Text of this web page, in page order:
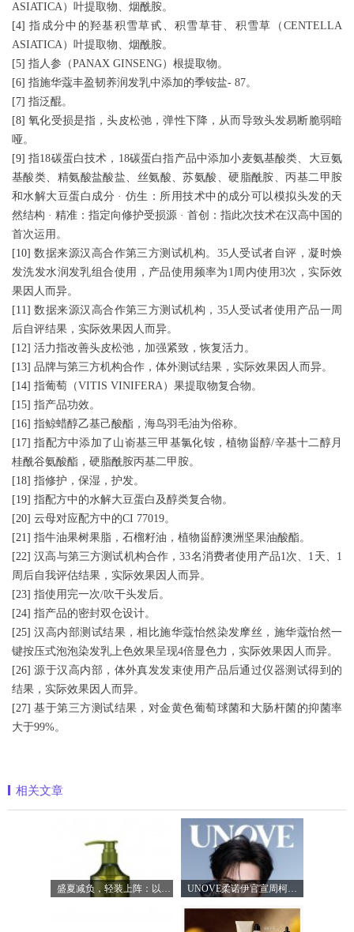
ASIATICA）叶提取物、烟酰胺。
[4] 指成分中的羟基积雪草甙、积雪草苷、积雪草（CENTELLA
ASIATICA）叶提取物、烟酰胺。
[5] 指人参（PANAX GINSENG）根提取物。
[6] 指施华蔻丰盈韧养润发乳中添加的季铵盐- 87。
[7] 指泛醌。
[8] 氧化受损是指，头皮松弛，弹性下降，从而导致头发易断脆弱暗
哑。
[9] 指18碳蛋白技术，18碳蛋白指产品中添加小麦氨基酸类、大豆氨
基酸类、精氨酸盐酸盐、丝氨酸、苏氨酸、硬脂酰胺、丙基二甲胺
和水解大豆蛋白成分 · 仿生：所用技术中的成分可以模拟头发的天
然结构 · 精准：指定向修护受损源 · 首创：指此次技术在汉高中国的
首次运用。
[10] 数据来源汉高合作第三方测试机构。35人受试者自评，凝时焕
发洗发水润发乳组合使用，产品使用频率为1周内使用3次，实际效
果因人而异。
[11] 数据来源汉高合作第三方测试机构，35人受试者使用产品一周
后自评结果，实际效果因人而异。
[12] 活力指改善头皮松弛，加强紧致，恢复活力。
[13] 品牌与第三方机构合作，体外测试结果，实际效果因人而异。
[14] 指葡萄（VITIS VINIFERA）果提取物复合物。
[15] 指产品功效。
[16] 指鲸蜡醇乙基己酸酯，海鸟羽毛油为俗称。
[17] 指配方中添加了山嵛基三甲基氯化铵，植物甾醇/辛基十二醇月
桂酰谷氨酸酯，硬脂酰胺丙基二甲胺。
[18] 指修护，保湿，护发。
[19] 指配方中的水解大豆蛋白及醇类复合物。
[20] 云母对应配方中的CI 77019。
[21] 指牛油果树果脂，石榴籽油，植物甾醇澳洲坚果油酸酯。
[22] 汉高与第三方测试机构合作，33名消费者使用产品1次、1天、1
周后自我评估结果，实际效果因人而异。
[23] 指使用完一次/吹干头发后。
[24] 指产品的密封双仓设计。
[25] 汉高内部测试结果，相比施华蔻怡然染发摩丝，施华蔻怡然一
键按压式泡泡染发乳上色效果呈现4倍显色力，实际效果因人而异。
[26] 源于汉高内部，体外真发发束使用产品后通过仪器测试得到的
结果，实际效果因人而异。
[27] 基于第三方测试结果，对金黄色葡萄球菌和大肠杆菌的抑菌率
大于99%。
相关文章
盛夏减负，轻装上阵：以臻品好物焕新生 UNOVE柔诺伊官宣周柯宇成为品牌护发代言